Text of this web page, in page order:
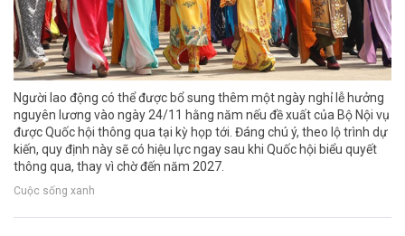
Người lao động có thể được bổ sung thêm một ngày nghỉ lễ hưởng
nguyên lương vào ngày 24/11 hằng năm nếu đề xuất của Bộ Nội vụ
được Quốc hội thông qua tại kỳ họp tới. Đáng chú ý, theo lộ trình dự
kiến, quy định này sẽ có hiệu lực ngay sau khi Quốc hội biểu quyết
thông qua, thay vì chờ đến năm 2027.
Cuộc sống xanh